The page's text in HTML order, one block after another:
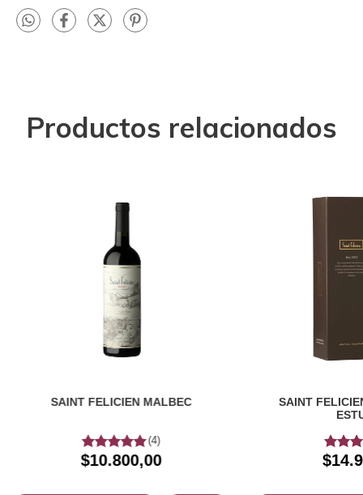
Productos relacionados
SAINT FELICIEN MALBEC
(4)
$10.800,00
SAINT